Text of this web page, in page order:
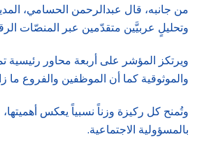
وتحليلٍ عربيَّين متقدّمين عبر المنصّات
والموثوقية كما أن الموظفين والفروع ما
بالمسؤولية الاجتماعية.